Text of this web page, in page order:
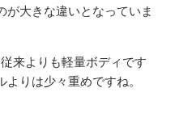
が大きな違いとなっていま
来よりも軽量ボディです
りは少々重めですね。